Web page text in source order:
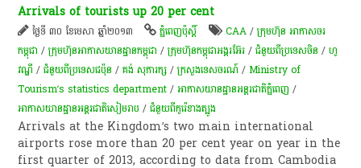
Arrivals of tourists up 20 per cent
ថ្ងៃទី ៣០ ខែមេសា ឆ្នាំ២០១៣ ភ្នំពេញប៉ុស្តិ៍ CAA /ក្រុមហ៊ុន អាកាសចរ
កម្ពុជា /ក្រុមហ៊ុន​អាកាសយានដ្ឋានកម្ពុជា /ក្រុមហ៊ុនកម្ពុជាអង្គរអ៊ែរ /ជំនួយពីប្រទេសចិន /ហូ
វណ្ឌី /ជំនួយពីប្រទេសជប៉ុន /គង់ សុភារក្ស /ក្រសួងទេសចរណ៍ /Ministry of
Tourism’s statistics department /អាកាសយានដ្ឋានអន្តរជាតិភ្នំពេញ /
អាកាសយានដ្ឋានអន្តរជាតិសៀមរាប /ជំនួយពីកូរ៉េខាងត្បូង
Arrivals at the Kingdom’s two main international
airports rose more than 20 per cent year on year in the
first quarter of 2013, according to data from Cambodia